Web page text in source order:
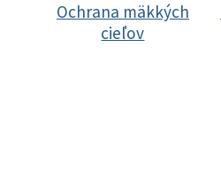
Ochrana mäkkých
cieľov